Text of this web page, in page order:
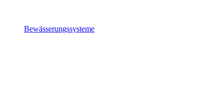
Bewässerungssysteme